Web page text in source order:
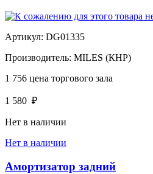
Артикул: DG01335
Производитель: MILES (КНР)
1 756 цена торгового зала
1 580 ₽
Нет в наличии
Нет в наличии
Амортизатор задний